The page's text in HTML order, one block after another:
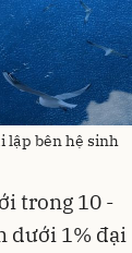
lập bên hệ sinh
trong 10 -
dưới 1% đại